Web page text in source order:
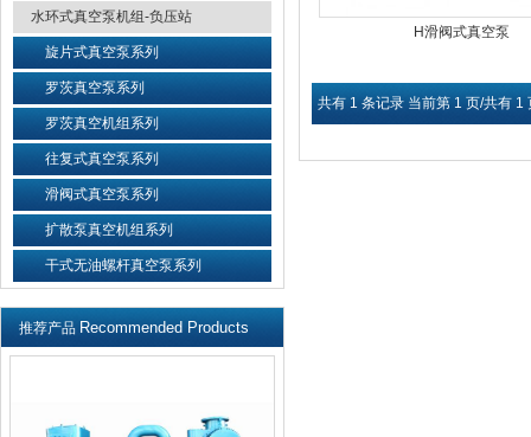
水环式真空泵机组-负压站
旋片式真空泵系列
罗茨真空泵系列
罗茨真空机组系列
往复式真空泵系列
滑阀式真空泵系列
扩散泵真空机组系列
干式无油螺杆真空泵系列
推荐产品 Recommended Products
H滑阀式真空泵
共有 1 条记录 当前第 1 页/共有 1